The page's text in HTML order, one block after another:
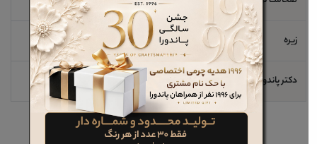
زیره رابر
دکتر پاندورا خیر